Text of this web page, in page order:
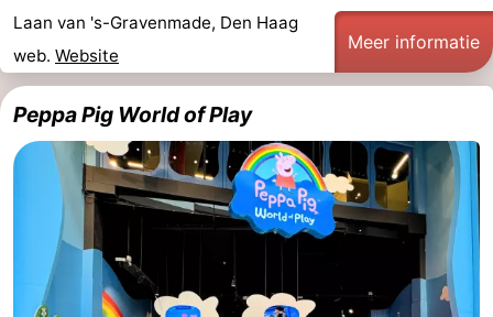
Laan van 's-Gravenmade, Den Haag
web. Website
Meer informatie
Peppa Pig World of Play